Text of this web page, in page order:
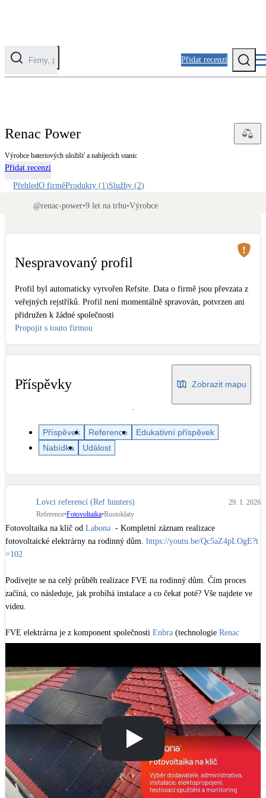
Přidat recenzi
Solární ohřev vody
Klimatizace pro vytápění
Dotační, energetické služby
Solární termický systém
Na přípravu teplé vody i přitápění
Klimatizace
Okna / dveře
Rekonstrukce
Kotle
Bateriové úložiště
Pouze velké BESS
Novostavby
Stínicí technika
Žaluzie, markýzy, pergoly
Rekuperace tepla odpadní vody
Šedá i černá odpadní voda
Kamna / krby
Doplňkové zdroje vytápění
Renac Power
Výrobce bateriových uložišť a nabíjecích stanic
Přidat recenzi
PřehledO firměProdukty (1)Služby (2)
@renac-power•9 let na trhu•Výrobce
Nespravovaný profil
Profil byl automaticky vytvořen Refsite. Data o firmě jsou převzata z
veřejných rejstříků. Profil není momentálně spravován, potvrzen ani
přidružen k žádné společnosti
Propojit s touto firmou
Příspěvky Zobrazit mapu
Příspěvek Reference
Edukativní příspěvek
Nabídka
Událost
Lovci referencí (Ref hunters)
29. 1. 2026
Reference•Fotovoltaika•Rostoklaty
Fotovoltaika na klíč od Labona
  - Kompletní záznam realizace
fotovoltaické elektrárny na rodinný dům. https://youtu.be/Qc5aZ4pLOgE?t
=102
Podívejte se na celý průběh realizace FVE na rodinný dům. Čím proces
začíná, co následuje, jak probíhá instalace a co čekat poté? Vše najdete ve
videu.
FVE elektrárna je z komponent společnosti Enbra (technologie Renac
Power )
https://www.labona.cz/blog/fotovoltaika-na-klic-krok-za-krokem
Další zajímavosti o stavbě:
Dům je postaven z cihel Porotherm od Wienerberger
Zateplení ISOVER od
Saint-Gobain Construction Products CZ a.s.
Střešní krytina TONDACH od
Wienerberger
Dům je větrán rekuperační jednotkou od Vent-Axia , dodavatelem byla